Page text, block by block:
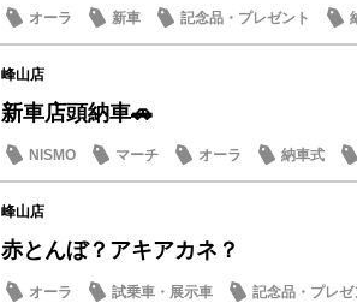
オーラ 新車 記念品・プレゼント
峰山店
新車店頭納車🚗
NISMO マーチ オーラ 納車式
峰山店
赤とんぼ？アキアカネ？
オーラ 試乗車・展示車
記念品・プレゼ